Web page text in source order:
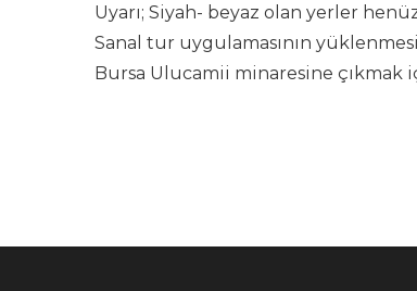
Uyarı; Siyah- beyaz olan yerler
Sanal tur uygulamasının
Bursa Ulucamii minaresine çıkmak